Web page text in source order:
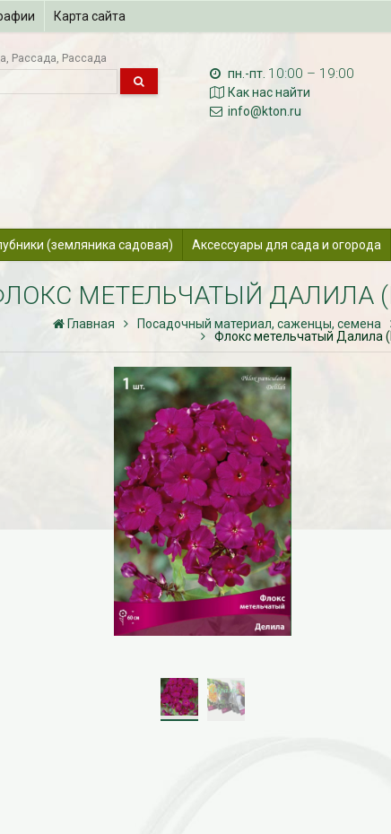
Карта сайта
Рассада Рассада
пн.-пт. 10:00 – 19:00
Как нас найти
info@kton.ru
(земляника садовая) Аксессуары для сада и огорода
МЕТЕЛЬЧАТЫЙ ДАЛИЛА
Главная Посадочный материал, саженцы, семена
Флокс метельчатый Далила